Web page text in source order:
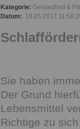
Kategorie: Gesundheit &
Datum: 18.05.2017
Sie haben
Der Grund
Lebensmittel
Richtige zu